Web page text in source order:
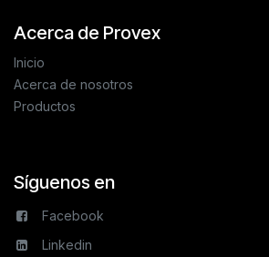
Acerca de Provex
Inicio
Acerca de nosotros
Productos
Síguenos en
Facebook
Linkedin